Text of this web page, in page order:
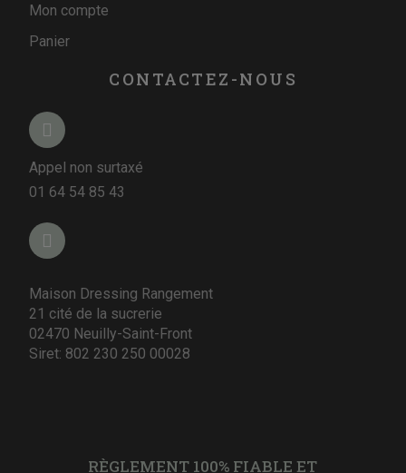
Mon compte
Panier
CONTACTEZ-NOUS
Appel non surtaxé
01 64 54 85 43
Maison Dressing Rangement
21 cité de la sucrerie
02470 Neuilly-Saint-Front
Siret: 802 230 250 00028
RÈGLEMENT 100% FIABLE ET